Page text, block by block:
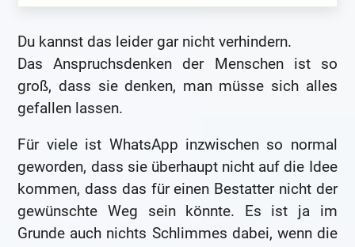
Du kannst das leider gar nicht verhindern.
Das Anspruchsdenken der Menschen ist so
groß, dass sie denken, man müsse sich alles
gefallen lassen.
Für viele ist WhatsApp inzwischen so normal
geworden, dass sie überhaupt nicht auf die Idee
kommen, dass das für einen Bestatter nicht der
gewünschte Weg sein könnte. Es ist ja im
Grunde auch nichts Schlimmes dabei, wenn die